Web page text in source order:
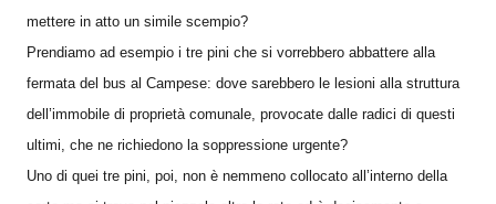
mettere in atto un simile scempio?
Prendiamo ad esempio i tre pini che si vorrebbero abbattere alla
fermata del bus al Campese: dove sarebbero le lesioni alla struttura
dell’immobile di proprietà comunale, provocate dalle radici di questi
ultimi, che ne richiedono la soppressione urgente?
Uno di quei tre pini, poi, non è nemmeno collocato all’interno della